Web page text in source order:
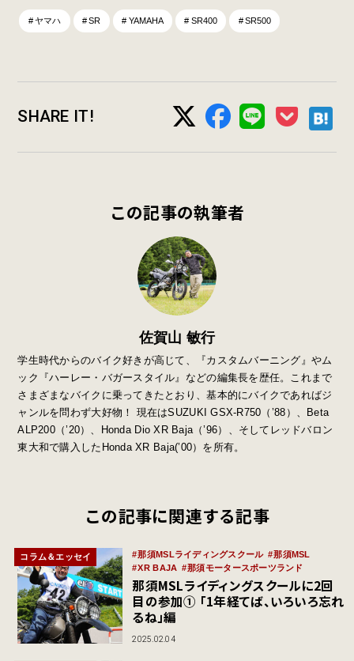
ヤマハ SR YAMAHA SR400 SR500
SHARE IT!
この記事の執筆者
佐賀山 敏行
学生時代からのバイク好きが高じて、『カスタムバーニング』やム
ック『ハーレー・バガースタイル』などの編集長を歴任。これまで
さまざまなバイクに乗ってきたとおり、基本的にバイクであればジ
ャンルを問わず大好物！ 現在はSUZUKI GSX-R750（’88）、Beta
ALP200（’20）、Honda Dio XR Baja（’96）、そしてレッドバロン
東大和で購入したHonda XR Baja(’00）を所有。
この記事に関連する記事
コラム＆エッセイ 那須MSLライディングスクール
那須MSL
XR BAJA
那須モータースポーツランド
那須MSLライディングスクールに2回
目の参加① 「1年経てば、いろいろ忘れ
るね」編
2025.02.04